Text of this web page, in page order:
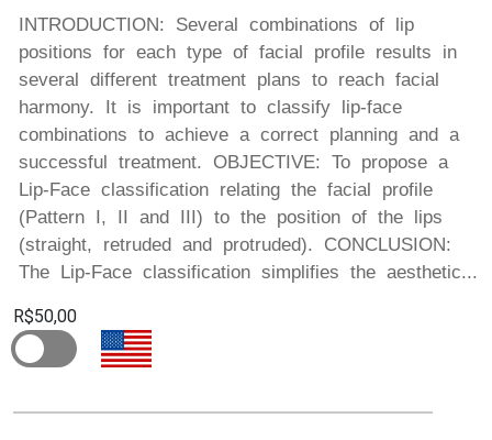
INTRODUCTION: Several combinations of lip
positions for each type of facial profile results in
several different treatment plans to reach facial
harmony. It is important to classify lip-face
combinations to achieve a correct planning and a
successful treatment. OBJECTIVE: To propose a
Lip-Face classification relating the facial profile
(Pattern I, II and III) to the position of the lips
(straight, retruded and protruded). CONCLUSION:
The Lip-Face classification simplifies the aesthetic...
R$50,00